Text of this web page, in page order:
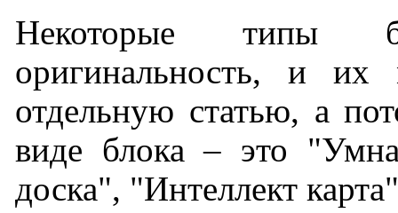
Некоторые типы
оригинальность, и их
отдельную статью, а
виде блока – это
доска", "Интеллект